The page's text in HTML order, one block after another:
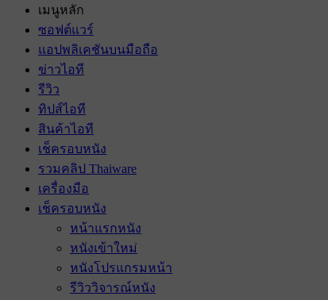
เมนูหลัก
ซอฟต์แวร์
แอปพลิเคชันบนมือถือ
ข่าวไอที
รีวิว
ทิปส์ไอที
สินค้าไอที
เช็ครอบหนัง
รวมคลิป Thaiware
เครื่องมือ
เช็ครอบหนัง
หน้าแรกหนัง
หนังเข้าใหม่
หนังโปรแกรมหน้า
รีวิววิจารณ์หนัง